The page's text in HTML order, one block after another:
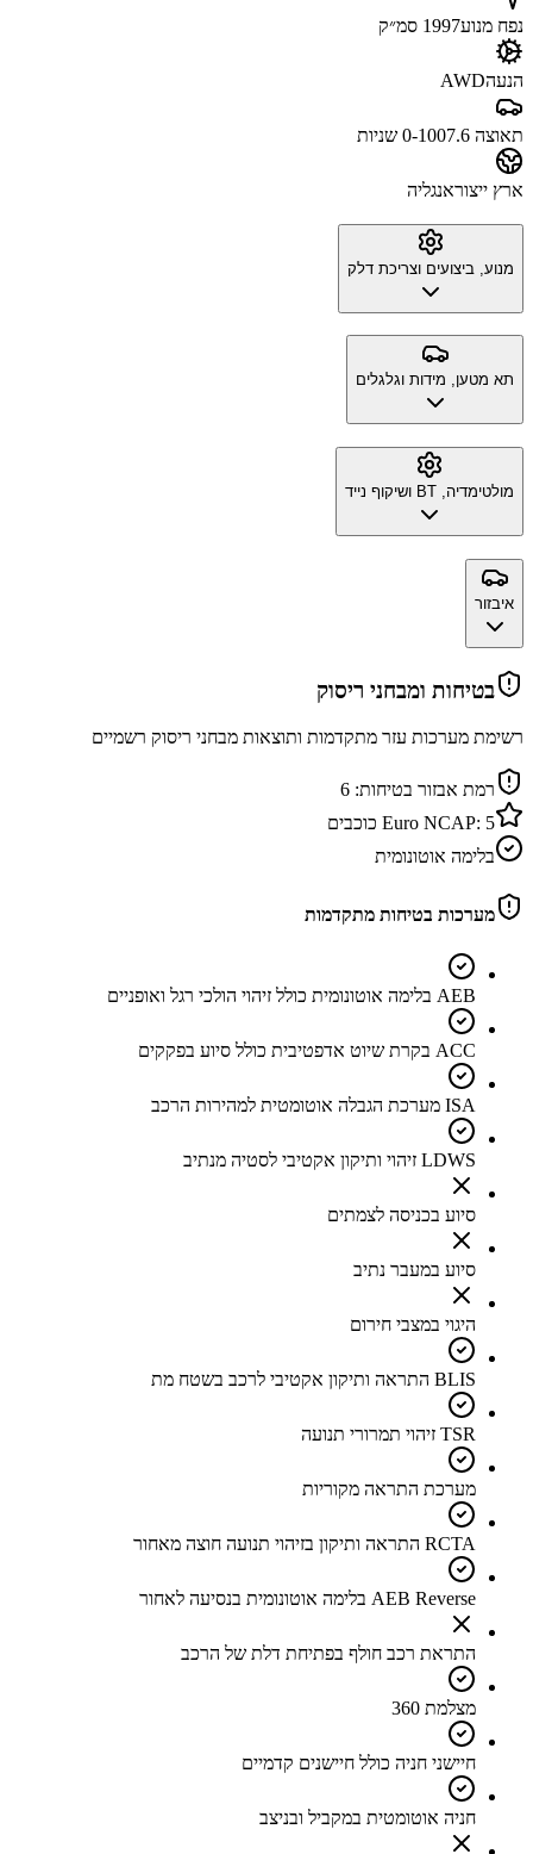
נפח מנוע1997 סמ״ק
הנעהAWD
תאוצה 0-100 7.6 שניות
ארץ ייצוראנגליה
מנוע, ביצועים וצריכת דלק
תא מטען, מידות וגלגלים
מולטימדיה, BT ושיקוף נייד
איבזור
בטיחות ומבחני ריסוק
רשימת מערכות עזר מתקדמות ותוצאות מבחני ריסוק רשמיים
רמת אבזור בטיחות: 6
Euro NCAP: 5
כוכבים
בלימה אוטונומית
מערכות בטיחות מתקדמות
AEB בלימה אוטונומית כולל זיהוי הולכי רגל ואופניים
ACC בקרת שיוט אדפטיבית כולל סיוע בפקקים
ISA מערכת הגבלה אוטומטית למהירות הרכב
LDWS זיהוי ותיקון אקטיבי לסטיה מנתיב
סיוע בכניסה לצמתים
סיוע במעבר נתיב
היגוי במצבי חירום
BLIS התראה ותיקון אקטיבי לרכב בשטח מת
TSR זיהוי תמרורי תנועה
מערכת התראה מקוריות
RCTA התראה ותיקון בזיהוי תנועה חוצה מאחור
AEB Reverse בלימה אוטונומית בנסיעה לאחור
התראת רכב חולף בפתיחת דלת של הרכב
מצלמת 360
חיישני חניה כולל חיישנים קדמיים
חניה אוטומטית במקביל ובניצב